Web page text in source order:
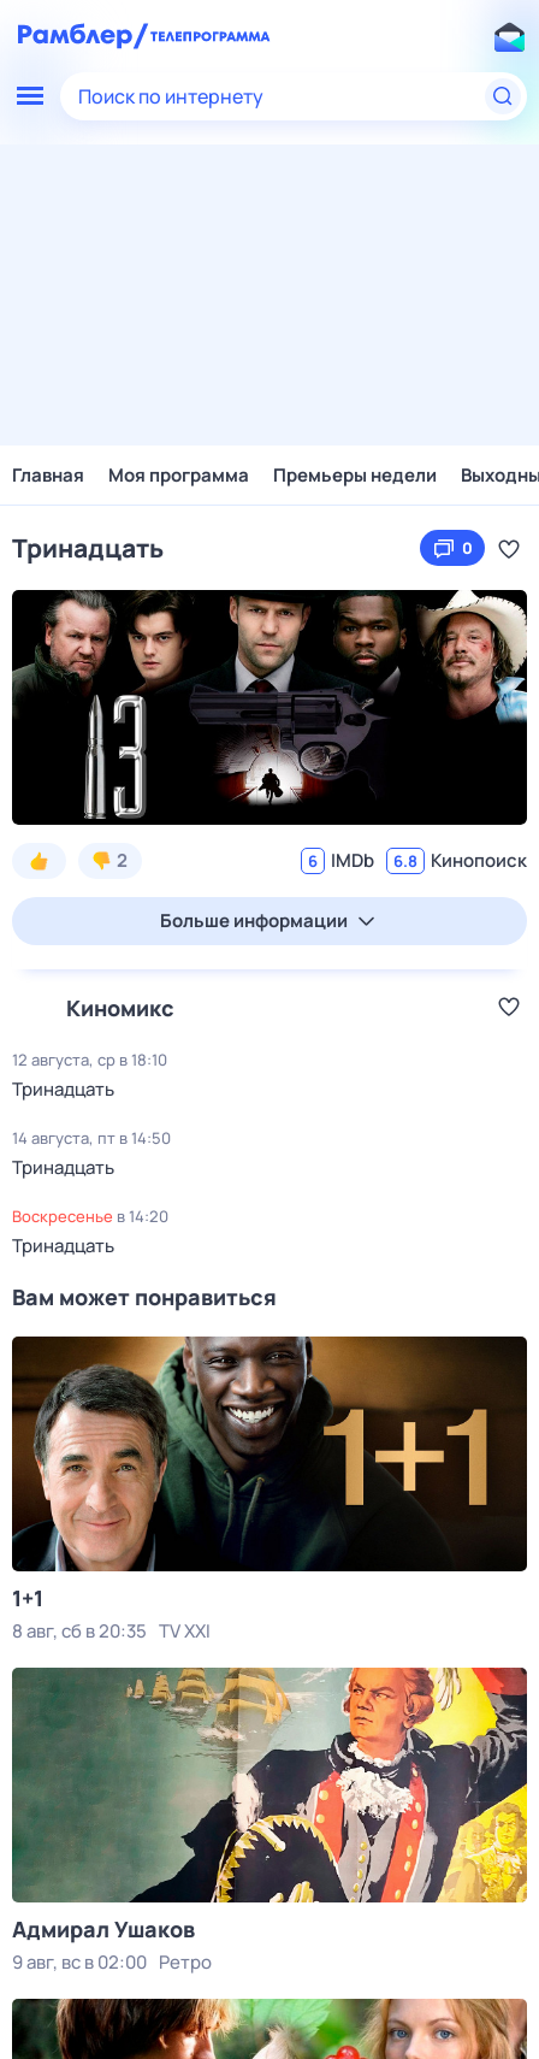
Поиск по интернету
Главная Моя программа Премьеры недели
Тринадцать 0
2 6 IMDb 6.8 Кинопоиск
Больше информации
Киномикс
12 августа, ср в 18:10
Тринадцать
14 августа, пт в 14:50
Тринадцать
воскресенье в14:20
Тринадцать
Вам может понравиться
1+1
8 авг, сб в 20:35 TV XXI
Адмирал Ушаков
9 авг, вс в 02:00 Ретро